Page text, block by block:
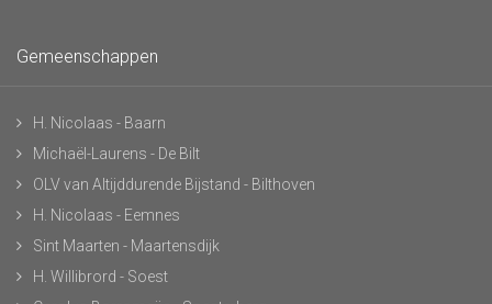
Gemeenschappen
H. Nicolaas - Baarn
Michaël-Laurens - De Bilt
OLV van Altijddurende Bijstand - Bilthoven
H. Nicolaas - Eemnes
Sint Maarten - Maartensdijk
H. Willibrord - Soest